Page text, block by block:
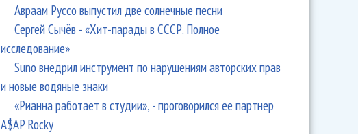
Авраам Руссо выпустил две солнечные песни
Сергей Сычёв - «Хит-парады в СССР. Полное
исследование»
Suno внедрил инструмент по нарушениям авторских прав
и новые водяные знаки
«Рианна работает в студии», - проговорился ее партнер
A$AP Rocky